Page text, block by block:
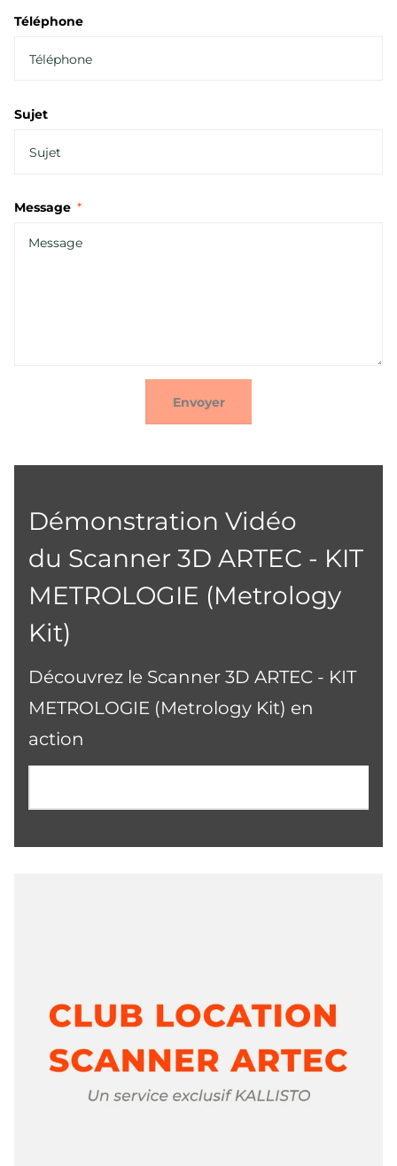
Téléphone
Sujet
Message *
Envoyer
Démonstration Vidéo
du Scanner 3D ARTEC - KIT
METROLOGIE (Metrology
Kit)
Découvrez le Scanner 3D ARTEC - KIT
METROLOGIE (Metrology Kit) en
action